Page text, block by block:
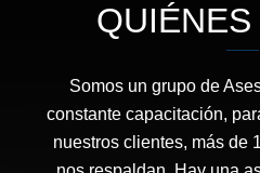
Somos un grupo de
constante capacitación,
nuestros clientes, más de